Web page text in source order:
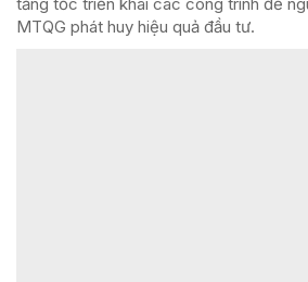
MTQG phát huy hiệu quả đầu tư.